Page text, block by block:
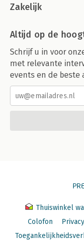
Zakelijk
Altijd op de
Schrijf u in voor
met relevante
events en de beste
Thuiswinkel
Colofon
Privacy